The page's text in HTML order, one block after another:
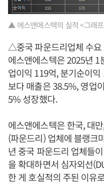
▲ 에스앤에스텍의 실적 <그래
△중국 파운드리업체 수요
에스앤에스텍은 2025년 1
업이익 119억, 분기순이
보다 매출은 38.5%, 영업
5% 성장했다.
에스앤에스텍은 한국, 대
(파운드리) 업체에 블랭크
년 중국 파운드리 업체들
을 확대하면서 심자외선
한 게 호실적의 주된 이유